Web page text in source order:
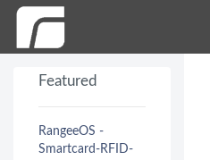
Featured
RangeeOS -
Smartcard-RFID-